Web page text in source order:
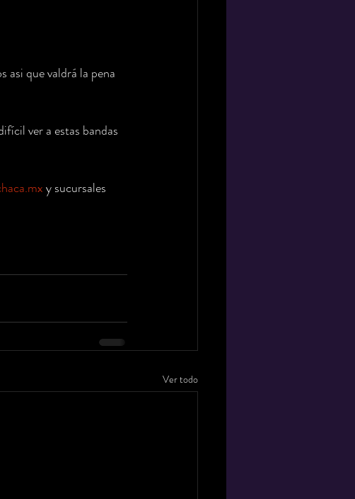
asi que valdrá la pena
ver a estas bandas
y sucursales
Ver todo